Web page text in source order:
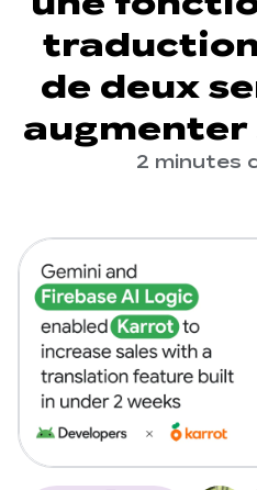
de deux
augmenter
2 minutes